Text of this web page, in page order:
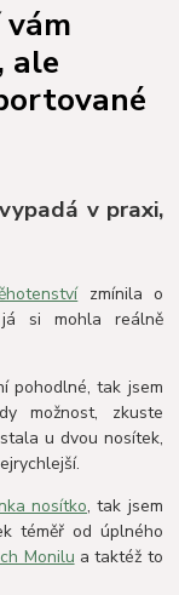
ale
v praxi,
zmínila o
si mohla reálně
pohodlné, tak jsem
možnost, zkuste
u dvou nosítek,
nosítko, tak jsem
téměř od úplného
Monilu a taktéž to